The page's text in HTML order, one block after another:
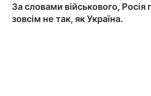
За словами військового, Росія
зовсім не так, як Україна.